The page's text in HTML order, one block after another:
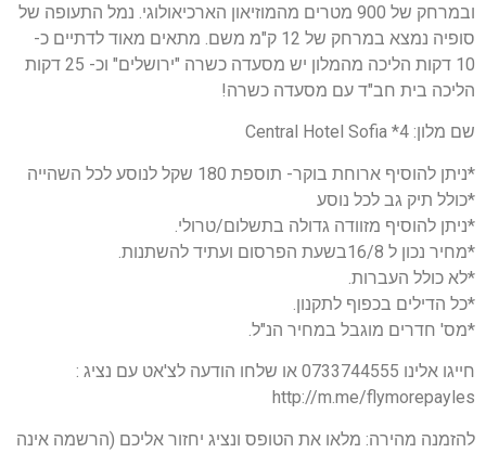
ובמרחק של 900 מטרים מהמוזיאון הארכיאולוגי. נמל התעופה של
סופיה נמצא במרחק של 12 ק"מ משם. מתאים מאוד לדתיים כ-
10 דקות הליכה מהמלון יש מסעדה כשרה "ירושלים" וכ- 25 דקות
הליכה בית חב"ד עם מסעדה כשרה!
שם מלון: 4* Central Hotel Sofia
*ניתן להוסיף ארוחת בוקר- תוספת 180 שקל לנוסע לכל השהייה
*כולל תיק גב לכל נוסע
*ניתן להוסיף מזוודה גדולה בתשלום/טרולי.
*מחיר נכון ל 16/8בשעת הפרסום ועתיד להשתנות.
*לא כולל העברות.
*כל הדילים בכפוף לתקנון.
*מס' חדרים מוגבל במחיר הנ"ל.
חייגו אלינו 0733744555 או שלחו הודעה לצ'אט עם נציג :
http://m.me/flymorepayles
להזמנה מהירה: מלאו את הטופס ונציג יחזור אליכם (הרשמה אינה